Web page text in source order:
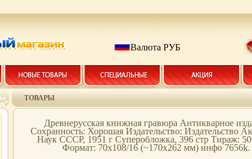
Валюта РУБ
ТОВАРЫ
Древнерусская книжная гравюра Антикварное
Сохранность: Хорошая Издательство: Издательство
Наук СССР, 1951 г Суперобложка, 396 стр Тираж:
Формат: 70x108/16 (~170х262 мм) инфо 7656k.